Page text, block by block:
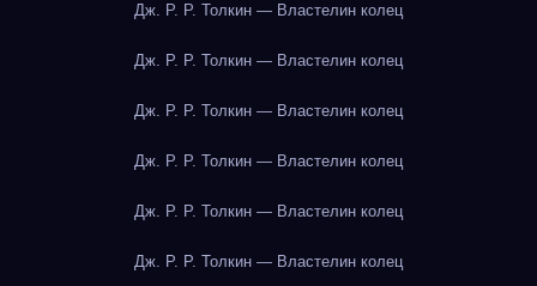
Дж. Р. Р. Толкин — Властелин колец
Дж. Р. Р. Толкин — Властелин колец
Дж. Р. Р. Толкин — Властелин колец
Дж. Р. Р. Толкин — Властелин колец
Дж. Р. Р. Толкин — Властелин колец
Дж. Р. Р. Толкин — Властелин колец